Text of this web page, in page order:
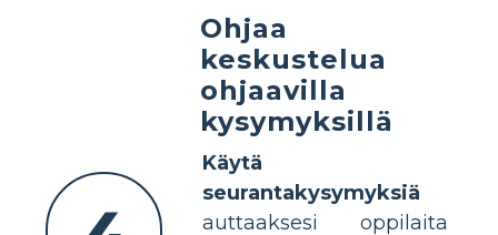
Ohjaa
keskustelua
ohjaavilla
kysymyksillä
Käytä
seurantakysymyksiä
auttaaksesi oppilaita